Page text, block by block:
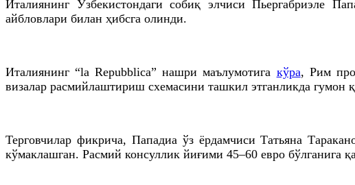
Италиянинг Ўзбекистондаги собиқ элчиси Пьергабриэле
айбловлари билан ҳибсга олинди.
Италиянинг “la Repubblica” нашри маълумотига кўра, Рим
визалар расмийлаштириш схемасини ташкил этганликда гумон
Терговчилар фикрича, Пападиа ўз ёрдамчиси Татьяна
кўмаклашган. Расмий консуллик йиғими 45–60 евро бўлганига